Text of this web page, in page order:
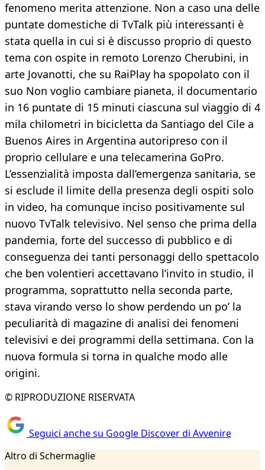
fenomeno merita attenzione. Non a caso una delle
puntate domestiche di TvTalk più interessanti è
stata quella in cui si è discusso proprio di questo
tema con ospite in remoto Lorenzo Cherubini, in
arte Jovanotti, che su RaiPlay ha spopolato con il
suo Non voglio cambiare pianeta, il documentario
in 16 puntate di 15 minuti ciascuna sul viaggio di 4
mila chilometri in bicicletta da Santiago del Cile a
Buenos Aires in Argentina autoripreso con il
proprio cellulare e una telecamerina GoPro.
L’essenzialità imposta dall’emergenza sanitaria, se
si esclude il limite della presenza degli ospiti solo
in video, ha comunque inciso positivamente sul
nuovo TvTalk televisivo. Nel senso che prima della
pandemia, forte del successo di pubblico e di
conseguenza dei tanti personaggi dello spettacolo
che ben volentieri accettavano l’invito in studio, il
programma, soprattutto nella seconda parte,
stava virando verso lo show perdendo un po’ la
peculiarità di magazine di analisi dei fenomeni
televisivi e dei programmi della settimana. Con la
nuova formula si torna in qualche modo alle
origini.
© RIPRODUZIONE RISERVATA
Seguici anche su Google Discover di Avvenire
Altro di Schermaglie